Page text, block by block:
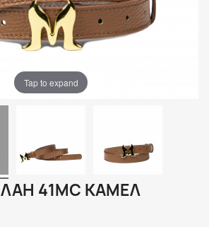
Tap to expand
41MC КАМЕЛ